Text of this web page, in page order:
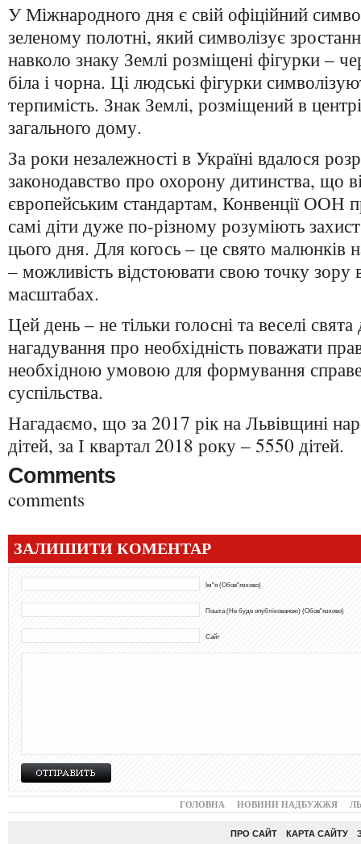
У Міжнародного дня є свій офіційний
зеленому полотні, який символізує
навколо знаку Землі розміщені фігурки ‒
біла і чорна. Ці людські фігурки
терпимість. Знак Землі, розміщений в
загального дому.
За роки незалежності в Україні вдалося
законодавство про охорону дитинства, що
європейським стандартам, Конвенції ООН
самі діти дуже по-різному розуміють
цього дня. Для когось – це свято малюнків
– можливість відстоювати свою точку
масштабах.
Цей день – не тільки голосні та веселі
нагадування про необхідність поважати
необхідною умовою для формування
суспільства.
Нагадаємо, що за 2017 рік на Львівщині
дітей, за І квартал 2018 року – 5550 дітей.
Comments
comments
ЗАЛИШИТИ КОМЕНТАР
Ім"я (Обов"язково)
Пошта (Не буде опублікованою) (Обов"язково)
Сайт
ГОЛОВНА НОВИНИ НАДБУЖЖЯ
ПРО САЙТ КАРТА САЙТУ